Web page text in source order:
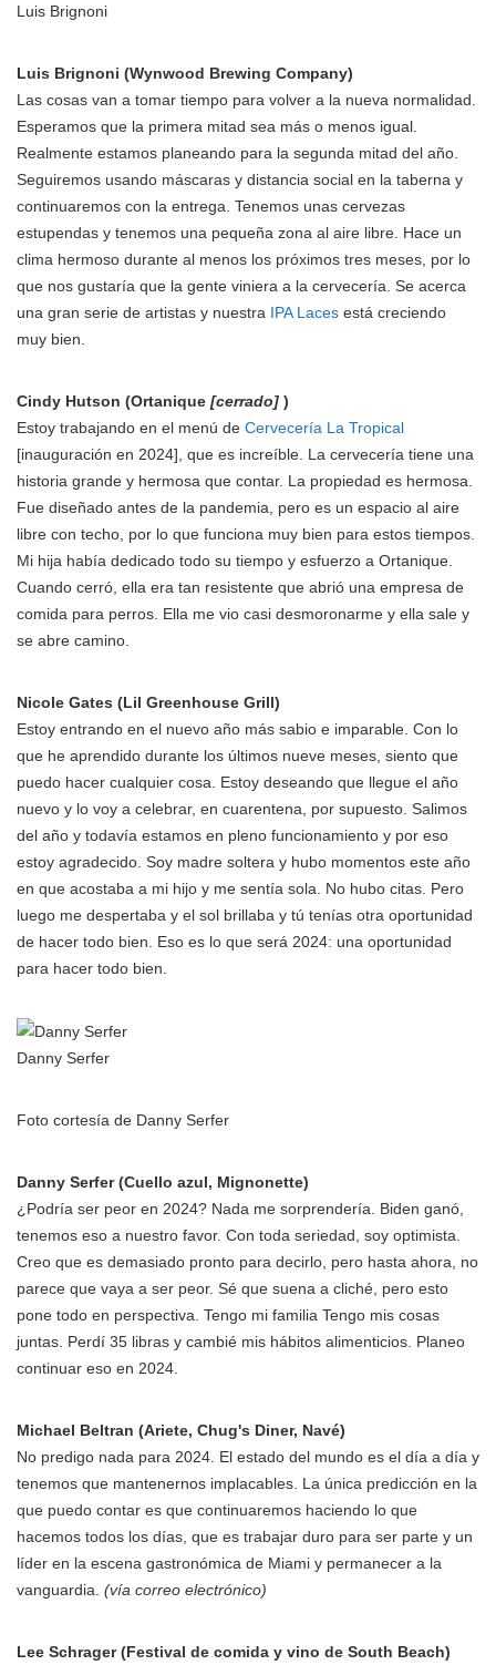
Luis Brignoni
Luis Brignoni (Wynwood Brewing Company)
Las cosas van a tomar tiempo para volver a la nueva normalidad.
Esperamos que la primera mitad sea más o menos igual.
Realmente estamos planeando para la segunda mitad del año.
Seguiremos usando máscaras y distancia social en la taberna y
continuaremos con la entrega. Tenemos unas cervezas
estupendas y tenemos una pequeña zona al aire libre. Hace un
clima hermoso durante al menos los próximos tres meses, por lo
que nos gustaría que la gente viniera a la cervecería. Se acerca
una gran serie de artistas y nuestra IPA Laces está creciendo
muy bien.
Cindy Hutson (Ortanique [cerrado] )
Estoy trabajando en el menú de Cervecería La Tropical
[inauguración en 2024], que es increíble. La cervecería tiene una
historia grande y hermosa que contar. La propiedad es hermosa.
Fue diseñado antes de la pandemia, pero es un espacio al aire
libre con techo, por lo que funciona muy bien para estos tiempos.
Mi hija había dedicado todo su tiempo y esfuerzo a Ortanique.
Cuando cerró, ella era tan resistente que abrió una empresa de
comida para perros. Ella me vio casi desmoronarme y ella sale y
se abre camino.
Nicole Gates (Lil Greenhouse Grill)
Estoy entrando en el nuevo año más sabio e imparable. Con lo
que he aprendido durante los últimos nueve meses, siento que
puedo hacer cualquier cosa. Estoy deseando que llegue el año
nuevo y lo voy a celebrar, en cuarentena, por supuesto. Salimos
del año y todavía estamos en pleno funcionamiento y por eso
estoy agradecido. Soy madre soltera y hubo momentos este año
en que acostaba a mi hijo y me sentía sola. No hubo citas. Pero
luego me despertaba y el sol brillaba y tú tenías otra oportunidad
de hacer todo bien. Eso es lo que será 2024: una oportunidad
para hacer todo bien.
Danny Serfer
Foto cortesía de Danny Serfer
Danny Serfer (Cuello azul, Mignonette)
¿Podría ser peor en 2024? Nada me sorprendería. Biden ganó,
tenemos eso a nuestro favor. Con toda seriedad, soy optimista.
Creo que es demasiado pronto para decirlo, pero hasta ahora, no
parece que vaya a ser peor. Sé que suena a cliché, pero esto
pone todo en perspectiva. Tengo mi familia Tengo mis cosas
juntas. Perdí 35 libras y cambié mis hábitos alimenticios. Planeo
continuar eso en 2024.
Michael Beltran (Ariete, Chug's Diner, Navé)
No predigo nada para 2024. El estado del mundo es el día a día y
tenemos que mantenernos implacables. La única predicción en la
que puedo contar es que continuaremos haciendo lo que
hacemos todos los días, que es trabajar duro para ser parte y un
líder en la escena gastronómica de Miami y permanecer a la
vanguardia. (vía correo electrónico)
Lee Schrager (Festival de comida y vino de South Beach)